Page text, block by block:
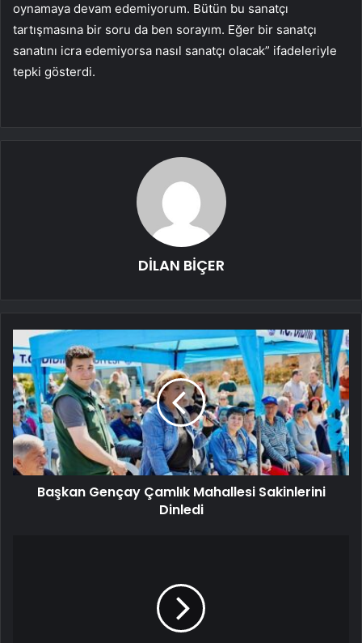
oynamaya devam edemiyorum. Bütün bu sanatçı
tartışmasına bir soru da ben sorayım. Eğer bir sanatçı
sanatını icra edemiyorsa nasıl sanatçı olacak” ifadeleriyle
tepki gösterdi.
DİLAN BİÇER
Başkan Gençay Çamlık Mahallesi Sakinlerini
Dinledi